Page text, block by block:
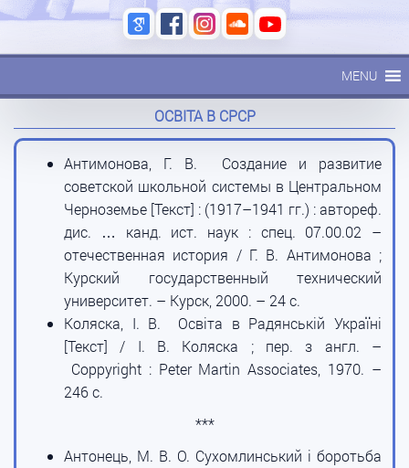
MENU
ОСВІТА В СРСР
Антимонова, Г. В. Создание и развитие
советской школьной системы в Центральном
Черноземье [Текст] : (1917–1941 гг.) : автореф.
дис. … канд. ист. наук : спец. 07.00.02 –
отечественная история / Г. В. Антимонова ;
Курский государственный технический
университет. – Курск, 2000. – 24 с.
Коляска, І. В. Освіта в Радянській Україні
[Текст] / І. В. Коляска ; пер. з англ. –
Coppyright : Peter Martin Associates, 1970. –
246 с.
***
Антонець, М. В. О. Сухомлинський і боротьба